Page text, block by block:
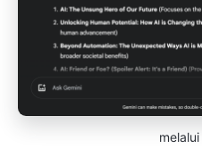
melalui